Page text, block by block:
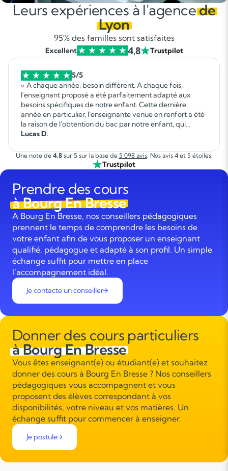
Leurs expériences à l'agencede
Lyon
95% des familles sont satisfaites
Excellent 4,8 Trustpilot
5/5
« A chaque année, besoin différent. A chaque fois,
l'enseignant proposé a été parfaitement adapté aux
besoins spécifiques de notre enfant. Cette dernière
année en particulier, l'enseignante venue en renfort a été
la raison de l'obtention du bac par notre enfant, qui
autrement ne l'aurait pas réussi. Elle a fait un travail
Lucas D.
Une note de 4,8sur 5 sur la base de 5 098 avis. Nos avis 4 et 5 étoiles.
Trustpilot
Prendre des cours
à Bourg En Bresse
À Bourg En Bresse, nos conseillers pédagogiques
prennent le temps de comprendre les besoins de
votre enfant afin de vous proposer un enseignant
qualifié, pédagogue et adapté à son profil. Un simple
échange suffit pour mettre en place
l’accompagnement idéal.
Je contacte un conseiller
Donner des cours particuliers
à Bourg En Bresse
Vous êtes enseignant(e) ou étudiant(e) et souhaitez
donner des cours à Bourg En Bresse ? Nos conseillers
pédagogiques vous accompagnent et vous
proposent des élèves correspondant à vos
disponibilités, votre niveau et vos matières. Un
échange suffit pour commencer à enseigner.
Je postule